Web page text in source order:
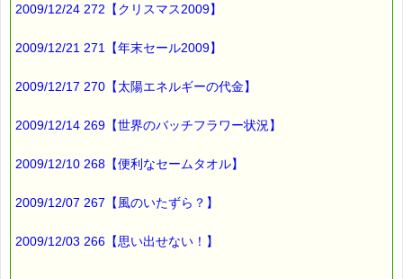
息子の通う小学校は
秋休みがあります。
土日を含めて
宿題が
「月の観察」がありました。
2009/12/24 272【クリスマス2009】
2009/12/21 271【年末セール2009】
2009/12/17 270【太陽エネルギーの代金】
2009/12/14 269【世界のバッチフラワー状況】
2009/12/10 268【便利なセームタオル】
2009/12/07 267【風のいたずら？】
2009/12/03 266【思い出せない！】